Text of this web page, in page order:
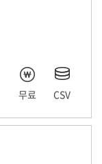
무료 CSV